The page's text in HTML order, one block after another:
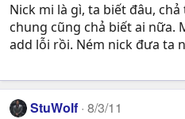
Nick mi là gì, ta biết đâu,
chung cũng chả biết ai nữa.
add lỗi rồi. Ném nick đưa ta
StuWolf 8/3/11